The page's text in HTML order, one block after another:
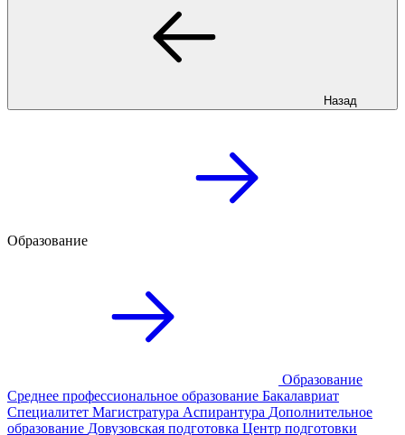
Назад
Образование
Образование
Среднее профессиональное образование Бакалавриат
Специалитет Магистратура Аспирантура Дополнительное
образование Довузовская подготовка Центр подготовки